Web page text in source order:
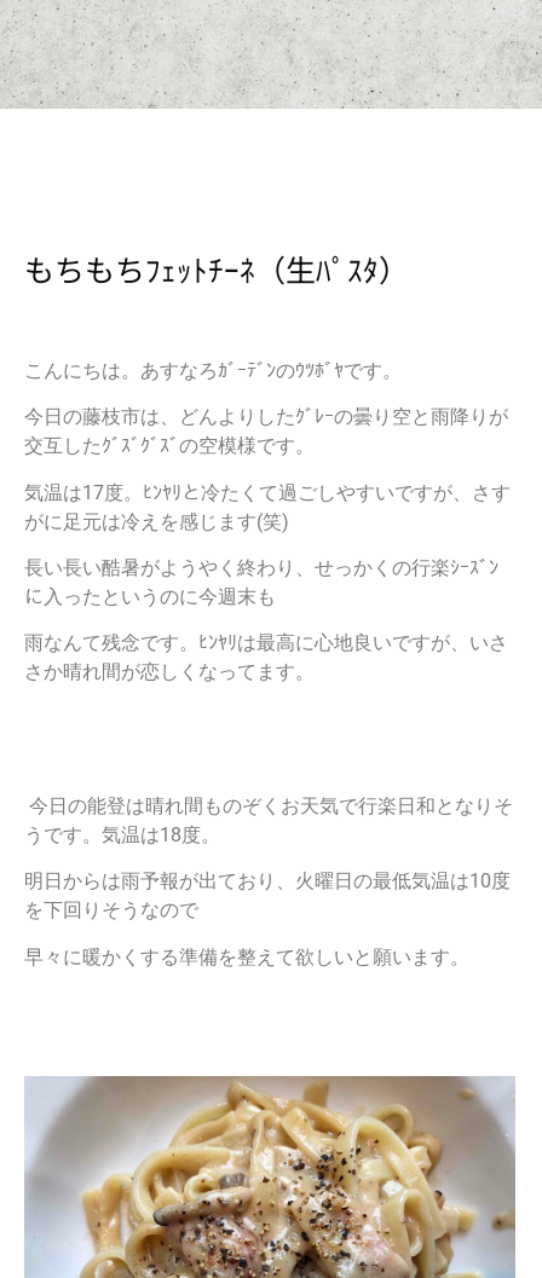
もちもちﾌｪｯﾄﾁｰﾈ（生ﾊﾟｽﾀ）
こんにちは。あすなろｶﾞｰﾃﾞﾝのｳﾂﾎﾞﾔです。
今日の藤枝市は、どんよりしたｸﾞﾚｰの曇り空と雨降りが
交互したｸﾞｽﾞｸﾞｽﾞの空模様です。
気温は17度。ﾋﾝﾔﾘと冷たくて過ごしやすいですが、さす
がに足元は冷えを感じます(笑)
長い長い酷暑がようやく終わり、せっかくの行楽ｼｰｽﾞﾝ
に入ったというのに今週末も
雨なんて残念です。ﾋﾝﾔﾘは最高に心地良いですが、いさ
さか晴れ間が恋しくなってます。
今日の能登は晴れ間ものぞくお天気で行楽日和となりそ
うです。気温は18度。
明日からは雨予報が出ており、火曜日の最低気温は10度
を下回りそうなので
早々に暖かくする準備を整えて欲しいと願います。